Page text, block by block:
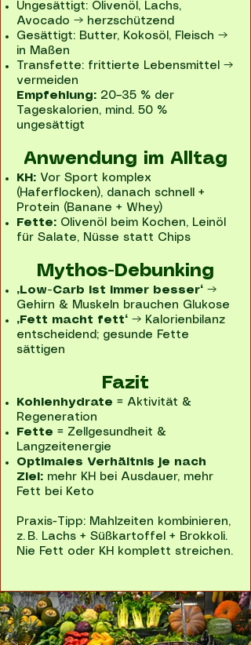
Ungesättigt: Olivenöl, Lachs,
Avocado → herzschützend
Gesättigt: Butter, Kokosöl, Fleisch →
in Maßen
Transfette: frittierte Lebensmittel →
vermeiden
Empfehlung: 20–35 % der
Tageskalorien, mind. 50 %
ungesättigt
Anwendung im Alltag
KH: Vor Sport komplex
(Haferflocken), danach schnell +
Protein (Banane + Whey)
Fette: Olivenöl beim Kochen, Leinöl
für Salate, Nüsse statt Chips
Mythos-Debunking
„Low-Carb ist immer besser“ →
Gehirn & Muskeln brauchen Glukose
„Fett macht fett“ → Kalorienbilanz
entscheidend; gesunde Fette
sättigen
Fazit
Kohlenhydrate = Aktivität &
Regeneration
Fette = Zellgesundheit &
Langzeitenergie
Optimales Verhältnis je nach
Ziel: mehr KH bei Ausdauer, mehr
Fett bei Keto
Praxis-Tipp: Mahlzeiten kombinieren,
z. B. Lachs + Süßkartoffel + Brokkoli.
Nie Fett oder KH komplett streichen.